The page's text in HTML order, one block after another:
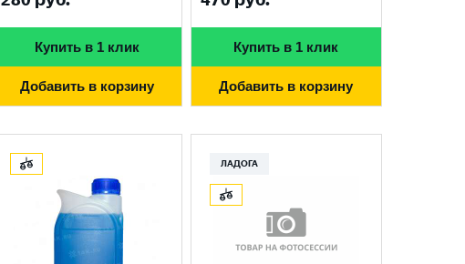
Купить в 1 клик
Добавить в корзину
Купить в 1 клик
Добавить в корзину
ЛАДОГА